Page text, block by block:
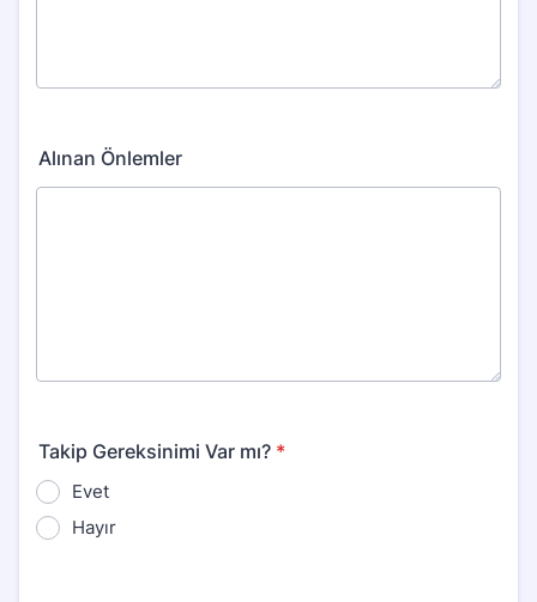
Alınan Önlemler
Takip Gereksinimi Var mı? *
Evet
Hayır